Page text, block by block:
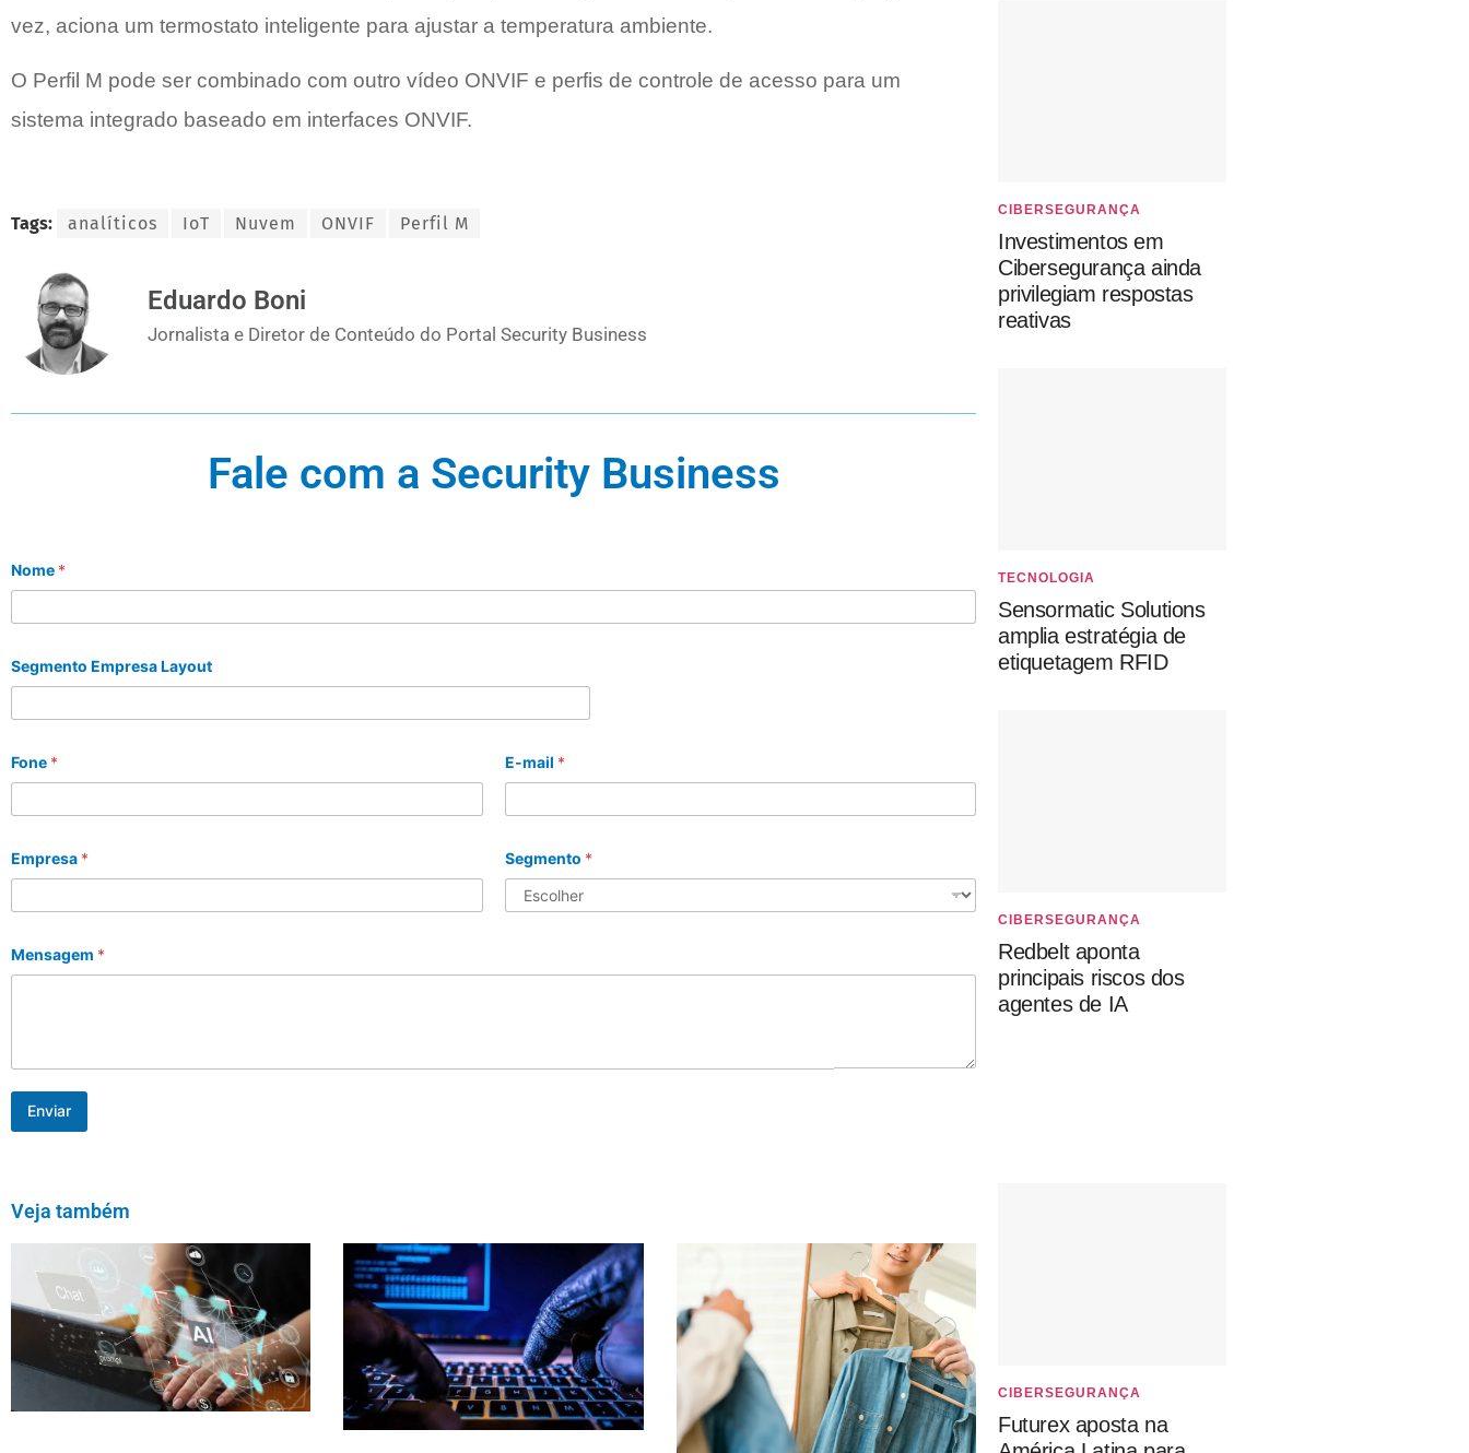
vez, aciona um termostato inteligente para ajustar a temperatura ambiente.
O Perfil M pode ser combinado com outro vídeo ONVIF e perfis de controle de acesso para um
sistema integrado baseado em interfaces ONVIF.
Tags: analíticos IoT Nuvem ONVIF Perfil M
Eduardo Boni
Jornalista e Diretor de Conteúdo do Portal Security Business
Fale com a Security Business
Nome *
Segmento Empresa Layout
Fone * E-mail *
Empresa * Segmento *
Mensagem *
Enviar
Veja também
CIBERSEGURANÇA
Investimentos em
Cibersegurança ainda
privilegiam respostas
reativas
TECNOLOGIA
Sensormatic Solutions
amplia estratégia de
etiquetagem RFID
CIBERSEGURANÇA
Redbelt aponta
principais riscos dos
agentes de IA
CIBERSEGURANÇA
Futurex aposta na